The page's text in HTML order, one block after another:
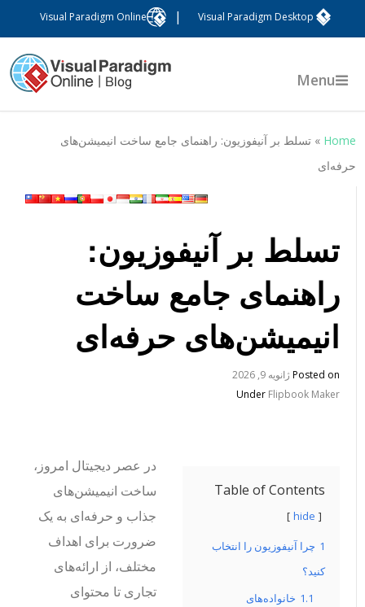
Visual Paradigm Desktop
Visual Paradigm Online
Menu
Home
» تسلط بر آنیفوزیون: راهنمای جامع ساخت انیمیشن‌های
حرفه‌ای
تسلط بر آنیفوزیون:
راهنمای جامع ساخت
انیمیشن‌های حرفه‌ای
Posted onژانویه 9, 2026
UnderFlipbook Maker
Table of Contents
hide
چرا آنیفوزیون را انتخاب
کنید؟
1.1 خانواده‌های
در عصر دیجیتال امروز،
ساخت انیمیشن‌های
جذاب و حرفه‌ای به یک
ضرورت برای اهداف
مختلف، از ارائه‌های
تجاری تا محتوای